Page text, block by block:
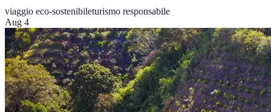
viaggio eco-sostenibileturismo responsabile
Aug 4